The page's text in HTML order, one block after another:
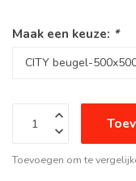
Maak een keuze: *
Toevoegen om te